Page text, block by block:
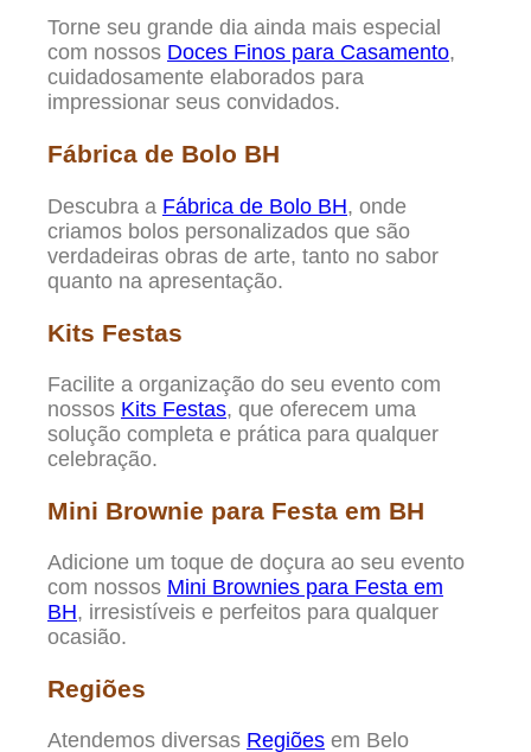
Torne seu grande dia ainda mais especial
com nossos Doces Finos para Casamento,
cuidadosamente elaborados para
impressionar seus convidados.
Fábrica de Bolo BH
Descubra a Fábrica de Bolo BH, onde
criamos bolos personalizados que são
verdadeiras obras de arte, tanto no sabor
quanto na apresentação.
Kits Festas
Facilite a organização do seu evento com
nossos Kits Festas, que oferecem uma
solução completa e prática para qualquer
celebração.
Mini Brownie para Festa em BH
Adicione um toque de doçura ao seu evento
com nossos Mini Brownies para Festa em
BH, irresistíveis e perfeitos para qualquer
ocasião.
Regiões
Atendemos diversas Regiões em Belo